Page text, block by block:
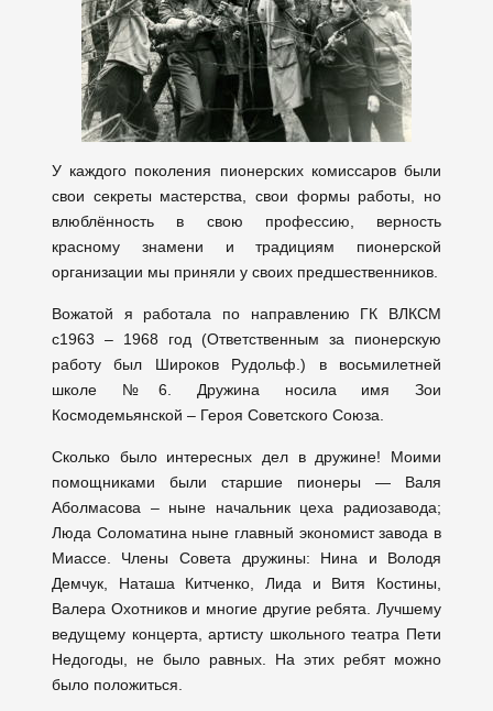
У каждого поколения пионерских комиссаров были
свои секреты мастерства, свои формы работы, но
влюблённость в свою профессию, верность
красному знамени и традициям пионерской
организации мы приняли у своих предшественников.
Вожатой я работала по направлению ГК ВЛКСМ
с1963 – 1968 год (Ответственным за пионерскую
работу был Широков Рудольф.) в восьмилетней
школе №6. Дружина носила имя Зои
Космодемьянской – Героя Советского Союза.
Сколько было интересных дел в дружине! Моими
помощниками были старшие пионеры — Валя
Аболмасова – ныне начальник цеха радиозавода;
Люда Соломатина ныне главный экономист завода в
Миассе. Члены Совета дружины: Нина и Володя
Демчук, Наташа Китченко, Лида и Витя Костины,
Валера Охотников и многие другие ребята. Лучшему
ведущему концерта, артисту школьного театра Пети
Недогоды, не было равных. На этих ребят можно
было положиться.